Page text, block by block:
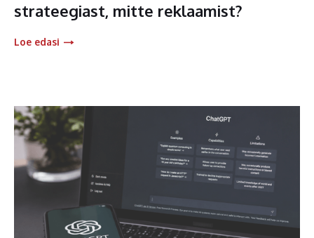
strateegiast, mitte reklaamist?
Loe edasi